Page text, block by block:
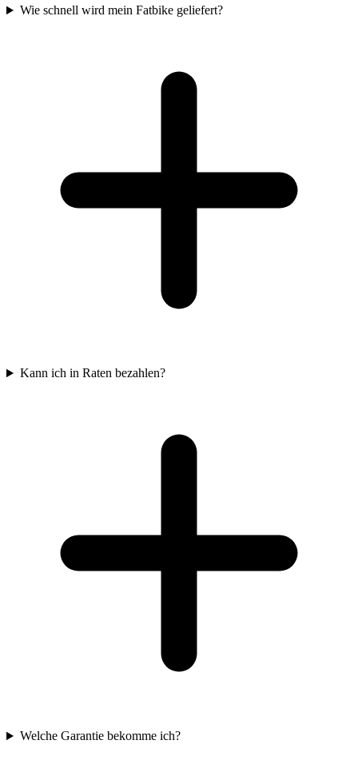
Wie schnell wird mein Fatbike geliefert?
Kann ich in Raten bezahlen?
Welche Garantie bekomme ich?